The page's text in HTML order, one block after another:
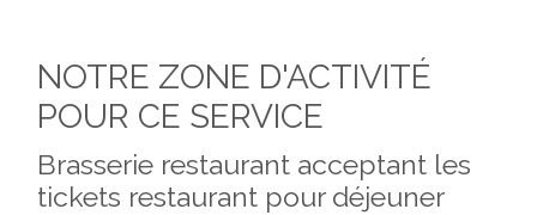
NOTRE ZONE D'ACTIVITÉ
POUR CE SERVICE
Brasserie restaurant acceptant les
tickets restaurant pour déjeuner